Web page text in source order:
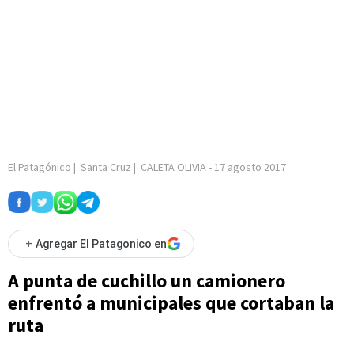
El Patagónico | Santa Cruz | CALETA OLIVIA- 17 agosto 2017
+ Agregar El Patagonico en
A punta de cuchillo un camionero
enfrentó a municipales que cortaban la
ruta